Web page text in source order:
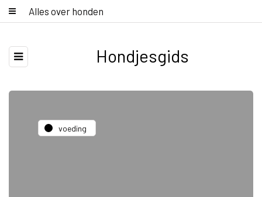
Alles over honden
Hondjesgids
voeding